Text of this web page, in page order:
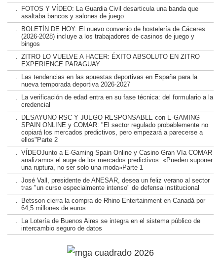
FOTOS Y VÍDEO: La Guardia Civil desarticula una banda que
asaltaba bancos y salones de juego
BOLETÍN DE HOY: El nuevo convenio de hostelería de Cáceres
(2026-2028) incluye a los trabajadores de casinos de juego y
bingos
ZITRO LO VUELVE A HACER: ÉXITO ABSOLUTO EN ZITRO
EXPERIENCE PARAGUAY
Las tendencias en las apuestas deportivas en España para la
nueva temporada deportiva 2026-2027
La verificación de edad entra en su fase técnica: del formulario a la
credencial
DESAYUNO RSC Y JUEGO RESPONSABLE con E-GAMING
SPAIN ONLINE y COMAR: "El sector regulado probablemente no
copiará los mercados predictivos, pero empezará a parecerse a
ellos"Parte 2
VÍDEOJunto a E-Gaming Spain Online y Casino Gran Vía COMAR
analizamos el auge de los mercados predictivos: «Pueden suponer
una ruptura, no ser solo una moda»Parte 1
José Vall, presidente de ANESAR, desea un feliz verano al sector
tras "un curso especialmente intenso" de defensa institucional
Betsson cierra la compra de Rhino Entertainment en Canadá por
64,5 millones de euros
La Lotería de Buenos Aires se integra en el sistema público de
intercambio seguro de datos